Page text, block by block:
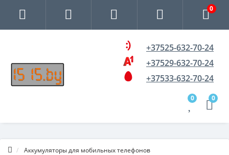
0
+37525-632-70-24
+37529-632-70-24
+37533-632-70-24
0 0
Аккумуляторы для мобильных телефонов